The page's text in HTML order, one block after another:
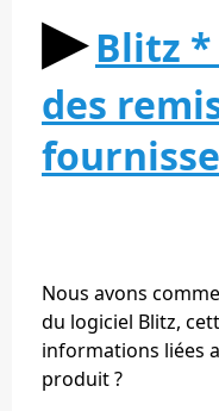
▶︎ Blitz *
des
Nous avons
du logiciel Blitz,
informations liées
produit ?